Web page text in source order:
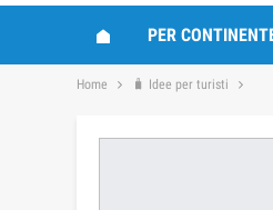
PER
Home 🧳 Idee per turisti